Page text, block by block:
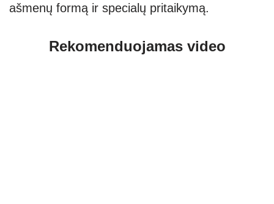
ašmenų formą ir specialų pritaikymą.
Rekomenduojamas video